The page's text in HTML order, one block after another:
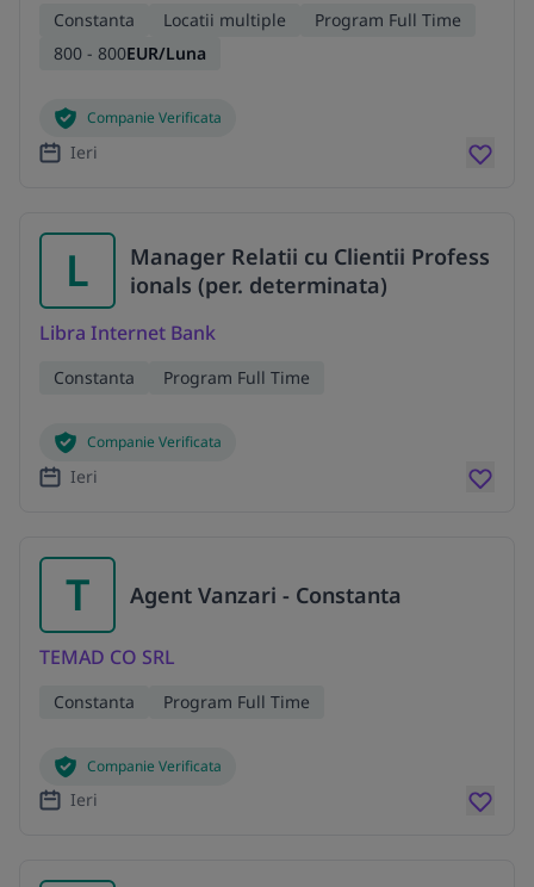
Constanta Locatii multiple
Program Full Time
800 - 800EUR/Luna
Companie Verificata
Ieri
L
Manager Relatii cu Clientii Profess
ionals (per. determinata)
Libra Internet Bank
Constanta Program Full Time
Companie Verificata
Ieri
T Agent Vanzari - Constanta
TEMAD CO SRL
Constanta Program Full Time
Companie Verificata
Ieri